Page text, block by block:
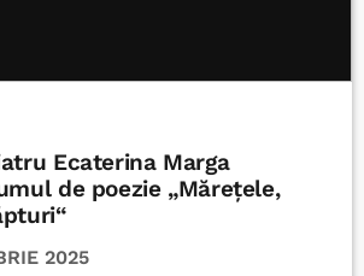
Ecaterina Marga
de poezie „Mărețele,
2025